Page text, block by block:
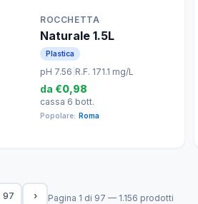
ROCCHETTA
Naturale 1.5L
Plastica
pH 7.56 R.F. 171.1 mg/L
da €0,98
cassa 6 bott.
Popolare: Roma
97 › Pagina 1 di 97 — 1.156 prodotti